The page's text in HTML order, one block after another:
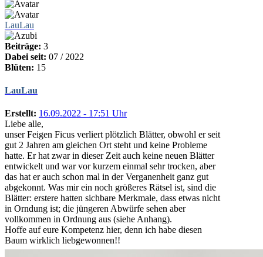
LauLau
Beiträge: 3
Dabei seit: 07 / 2022
Blüten: 15
LauLau
Erstellt: 16.09.2022 - 17:51 Uhr
Liebe alle,
unser Feigen Ficus verliert plötzlich Blätter, obwohl er seit
gut 2 Jahren am gleichen Ort steht und keine Probleme
hatte. Er hat zwar in dieser Zeit auch keine neuen Blätter
entwickelt und war vor kurzem einmal sehr trocken, aber
das hat er auch schon mal in der Verganenheit ganz gut
abgekonnt. Was mir ein noch größeres Rätsel ist, sind die
Blätter: erstere hatten sichbare Merkmale, dass etwas nicht
in Orndung ist; die jüngeren Abwürfe sehen aber
vollkommen in Ordnung aus (siehe Anhang).
Hoffe auf eure Kompetenz hier, denn ich habe diesen
Baum wirklich liebgewonnen!!